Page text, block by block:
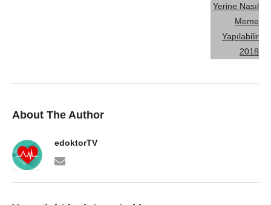
About The Author
edoktorTV